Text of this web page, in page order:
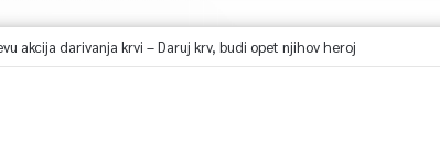
akcija darivanja krvi – Daruj krv, budi opet njihov heroj